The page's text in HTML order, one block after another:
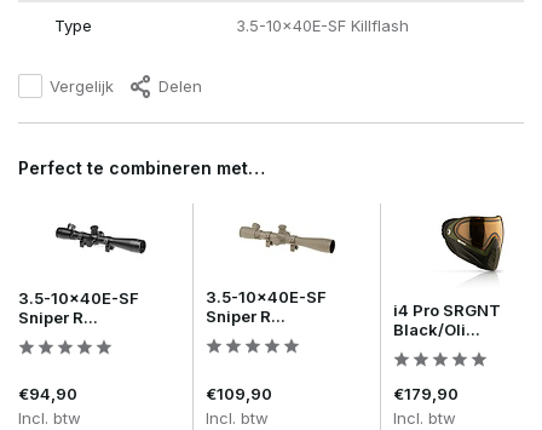
Type 3.5-10x40E-SF Killflash
Vergelijk Delen
Perfect te combineren met…
3.5-10x40E-SF
Sniper R...
€94,90
Incl. btw
3.5-10x40E-SF
Sniper R...
€109,90
Incl. btw
i4 Pro SRGNT
Black/Oli...
€179,90
Incl. btw